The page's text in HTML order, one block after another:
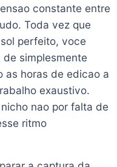
constante entre
Toda vez que
perfeito, voce
simplesmente
as horas de edicao a
exaustivo.
nao por falta de
ritmo